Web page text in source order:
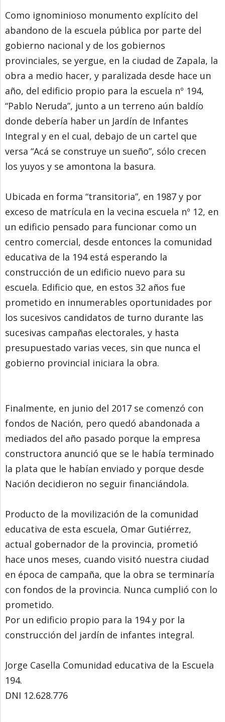
Como ignominioso monumento explícito del
abandono de la escuela pública por parte del
gobierno nacional y de los gobiernos
provinciales, se yergue, en la ciudad de Zapala, la
obra a medio hacer, y paralizada desde hace un
año, del edificio propio para la escuela nº 194,
“Pablo Neruda”, junto a un terreno aún baldío
donde debería haber un Jardín de Infantes
Integral y en el cual, debajo de un cartel que
versa “Acá se construye un sueño”, sólo crecen
los yuyos y se amontona la basura.
Ubicada en forma “transitoria”, en 1987 y por
exceso de matrícula en la vecina escuela nº 12, en
un edificio pensado para funcionar como un
centro comercial, desde entonces la comunidad
educativa de la 194 está esperando la
construcción de un edificio nuevo para su
escuela. Edificio que, en estos 32 años fue
prometido en innumerables oportunidades por
los sucesivos candidatos de turno durante las
sucesivas campañas electorales, y hasta
presupuestado varias veces, sin que nunca el
gobierno provincial iniciara la obra.
Finalmente, en junio del 2017 se comenzó con
fondos de Nación, pero quedó abandonada a
mediados del año pasado porque la empresa
constructora anunció que se le había terminado
la plata que le habían enviado y porque desde
Nación decidieron no seguir financiándola.
Producto de la movilización de la comunidad
educativa de esta escuela, Omar Gutiérrez,
actual gobernador de la provincia, prometió
hace unos meses, cuando visitó nuestra ciudad
en época de campaña, que la obra se terminaría
con fondos de la provincia. Nunca cumplió con lo
prometido.
Por un edificio propio para la 194 y por la
construcción del jardín de infantes integral.
Jorge Casella Comunidad educativa de la Escuela
194.
DNI 12.628.776